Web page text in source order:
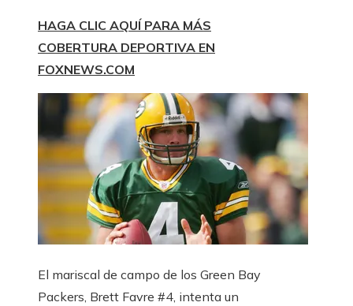
HAGA CLIC AQUÍ PARA MÁS
COBERTURA DEPORTIVA EN
FOXNEWS.COM
El mariscal de campo de los Green Bay
Packers, Brett Favre #4, intenta un